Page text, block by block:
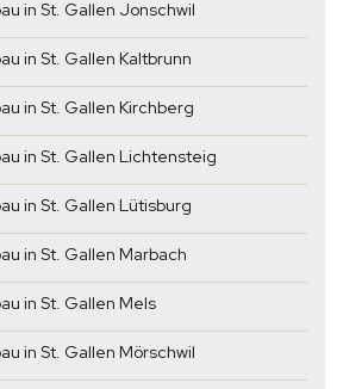
in St. Gallen Jonschwil
in St. Gallen Kaltbrunn
in St. Gallen Kirchberg
in St. Gallen Lichtensteig
in St. Gallen Lütisburg
in St. Gallen Marbach
in St. Gallen Mels
in St. Gallen Mörschwil